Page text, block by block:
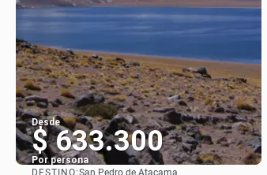
Desde
$ 633.300
Por persona
DESTINO:San Pedro de Atacama